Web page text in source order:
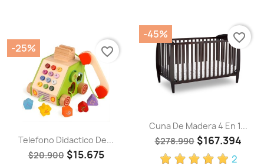
Telefono Didactico De...
$20.900 $15.675
-25% favorite_border
Cuna De Madera 4 En 1...
$278.990 $167.394
2
-45% favorite_border